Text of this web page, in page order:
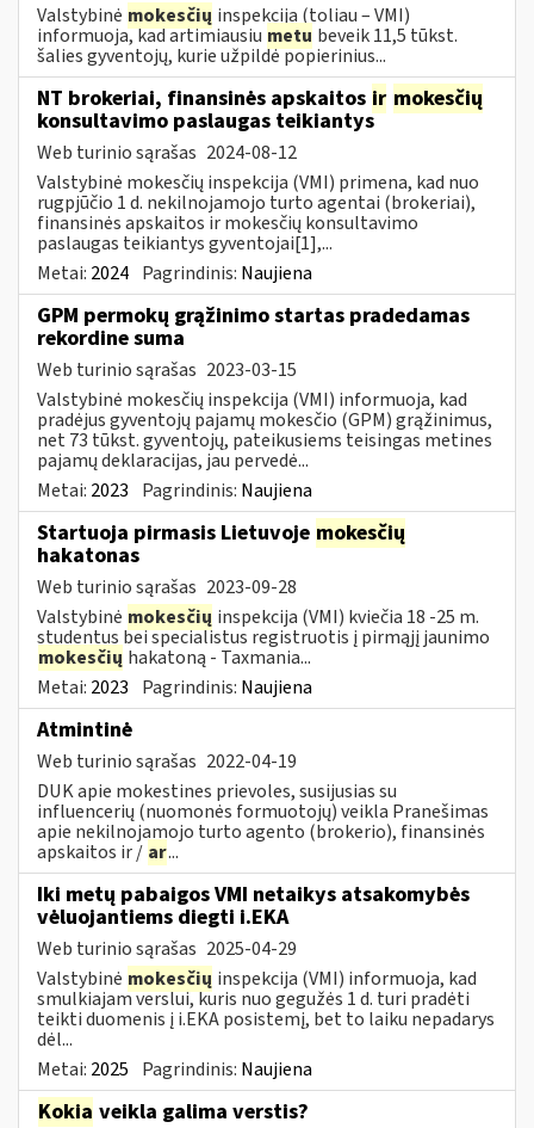
Valstybinė mokesčių inspekcija (toliau – VMI)
informuoja, kad artimiausiu metu beveik 11,5 tūkst.
šalies gyventojų, kurie užpildė popierinius...
NT brokeriai, finansinės apskaitos ir mokesčių
konsultavimo paslaugas teikiantys
Web turinio sąrašas 2024-08-12
Valstybinė mokesčių inspekcija (VMI) primena, kad nuo
rugpjūčio 1 d. nekilnojamojo turto agentai (brokeriai),
finansinės apskaitos ir mokesčių konsultavimo
paslaugas teikiantys gyventojai[1],...
Metai: 2024 Pagrindinis: Naujiena
GPM permokų grąžinimo startas pradedamas
rekordine suma
Web turinio sąrašas 2023-03-15
Valstybinė mokesčių inspekcija (VMI) informuoja, kad
pradėjus gyventojų pajamų mokesčio (GPM) grąžinimus,
net 73 tūkst. gyventojų, pateikusiems teisingas metines
pajamų deklaracijas, jau pervedė...
Metai: 2023 Pagrindinis: Naujiena
Startuoja pirmasis Lietuvoje mokesčių
hakatonas
Web turinio sąrašas 2023-09-28
Valstybinė mokesčių inspekcija (VMI) kviečia 18 -25 m.
studentus bei specialistus registruotis į pirmąjį jaunimo
mokesčių hakatoną - Taxmania...
Metai: 2023 Pagrindinis: Naujiena
Atmintinė
Web turinio sąrašas 2022-04-19
DUK apie mokestines prievoles, susijusias su
influencerių (nuomonės formuotojų) veikla Pranešimas
apie nekilnojamojo turto agento (brokerio), finansinės
apskaitos ir / ar...
Iki metų pabaigos VMI netaikys atsakomybės
vėluojantiems diegti i.EKA
Web turinio sąrašas 2025-04-29
Valstybinė mokesčių inspekcija (VMI) informuoja, kad
smulkiajam verslui, kuris nuo gegužės 1 d. turi pradėti
teikti duomenis į i.EKA posistemį, bet to laiku nepadarys
dėl...
Metai: 2025 Pagrindinis: Naujiena
Kokia veikla galima verstis?